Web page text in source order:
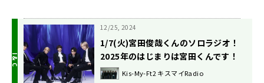
12/25, 2024
1/7(火)宮田俊哉くんのソロラジオ！
2025年のはじまりは宮田くんです！
Kis-My-Ft2 キスマイRadio